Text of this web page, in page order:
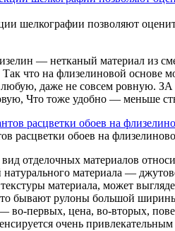
шелкографии позволяют
— нетканый материал из
Так что на флизелиновой
даже не совсем ровную. ЗА
Что тоже удобно — меньше
расцветки обоев на
отделочных материалов
натурального материала —
материала, может
бывают рулоны большой
во-первых, цена, во-вторых,
очень